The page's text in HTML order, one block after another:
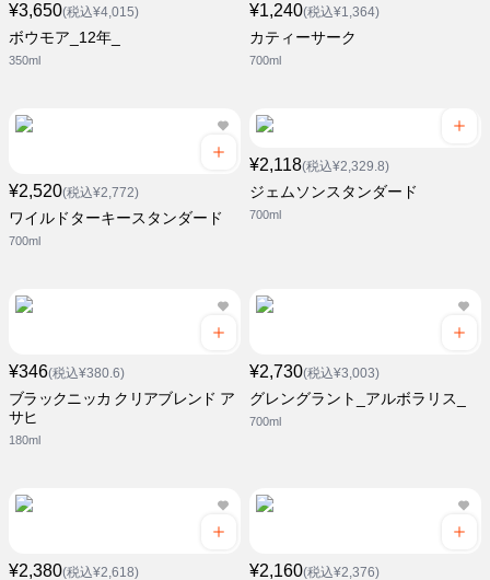
¥3,650(税込¥4,015)
ボウモア_12年_
350ml
¥1,240(税込¥1,364)
カティーサーク
700ml
¥2,520(税込¥2,772)
ワイルドターキースタンダード
700ml
¥2,118(税込¥2,329.8)
ジェムソンスタンダード
700ml
¥346(税込¥380.6)
ブラックニッカ クリアブレンド ア
サヒ
180ml
¥2,730(税込¥3,003)
グレングラント_アルボラリス_
700ml
¥2,380(税込¥2,618) ¥2,160(税込¥2,376)